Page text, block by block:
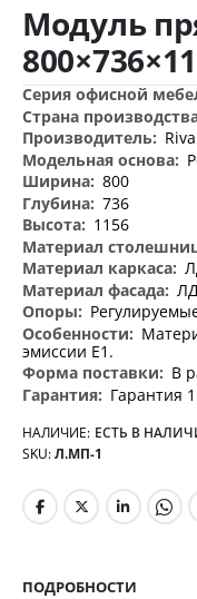
началу
галереи
изображений
Модуль
Дополнительная
информация
Riva
800
736
1156
эмиссии Е1.
В
Гарантия
НАЛИЧИЕ: ЕСТЬ В
SKU Л.МП-1
ПОДРОБНОСТИ